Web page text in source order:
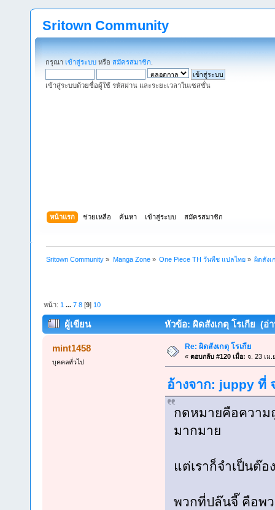
Sritown Community
กรุณา เข้าสู่ระบบ หรือ สมัครสมาชิก
เข้าสู่ระบบด้วยชื่อผู้ใช้ รหัสผ่าน และระยะเวลาในเซสชั่น
หน้าแรก ช่วยเหลือ ค้นหา เข้าสู่ระบบ สมัครสมาชิก
Sritown Community » Manga Zone» One Piece TH วันพีช แปลไทย» ผิดสังเ
หน้า: 1 ...7 8 [9] 10
ผู้เขียน หัวข้อ: ผิดสังเกตุ โรเกีย (อ่
mint1458
บุคคลทั่วไป
Re: ผิดสังเกตุ โรเกีย
« ตอบกลับ #120 เมื่อ: จ. 23 เม.
อ้างจาก: juppy ที่
กดหมายคือความ
มากมาย
แต่เราก็จำเป็นต๊
พวกที่ปล๊นจี๊ คือพ